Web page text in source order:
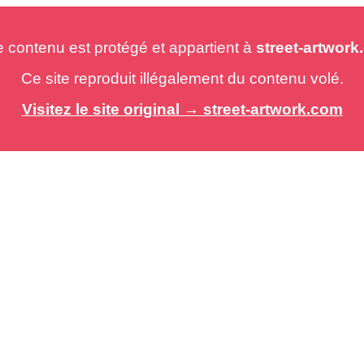
est protégé et appartient à street-
Ce site reproduit illégalement du contenu volé.
Visitez le site original → street-artwork.com